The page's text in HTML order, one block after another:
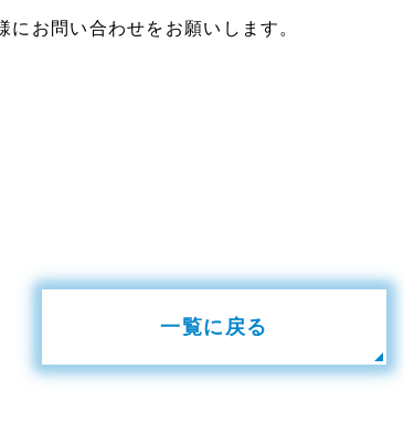
お問い合わせをお願いします。
一覧に戻る